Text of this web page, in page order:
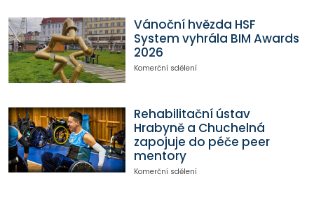
Vánoční hvězda HSF
System vyhrála BIM Awards
2026
Komerční sdělení
Rehabilitační ústav
Hrabyně a Chuchelná
zapojuje do péče peer
mentory
Komerční sdělení